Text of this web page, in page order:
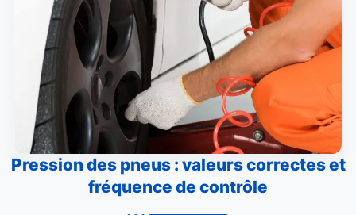
Pression des pneus : valeurs correctes et
fréquence de contrôle